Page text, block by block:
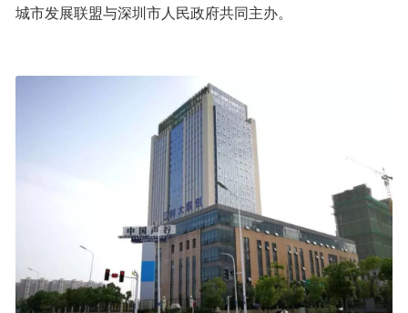
城市发展联盟与深圳市人民政府共同主办。